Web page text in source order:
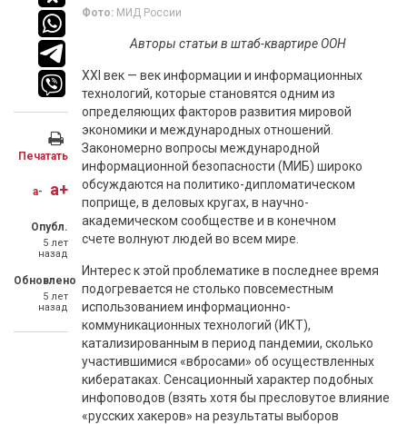
Печатать
a- a+
Опубл.
5 лет
назад
Обновлено
5 лет
назад
Фото: МИД России
Авторы статьи в штаб-квартире ООН
XXI век — век информации и информационных
технологий, которые становятся одним из
определяющих факторов развития мировой
экономики и международных отношений.
Закономерно вопросы международной
информационной безопасности (МИБ) широко
обсуждаются на политико-дипломатическом
поприще, в деловых кругах, в научно-
академическом сообществе и в конечном
счете волнуют людей во всем мире.
Интерес к этой проблематике в последнее время
подогревается не столько повсеместным
использованием информационно-
коммуникационных технологий (ИКТ),
катализированным в период пандемии, сколько
участившимися «вбросами» об осуществленных
кибератаках. Сенсационный характер подобных
инфоповодов (взять хотя бы пресловутое влияние
«русских хакеров» на результаты выборов